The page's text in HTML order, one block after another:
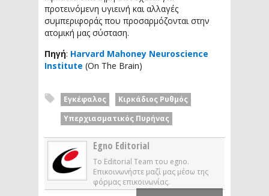
προτεινόμενη υγιεινή και αλλαγές
συμπεριφοράς που προσαρμόζονται στην
ατομική μας σύσταση.
Πηγή: Harvard Mahoney Neuroscience
Institute (On The Brain)
Εγκέφαλος
Κιρκάδιος Ρυθμός
Υπερχιασματικός Πυρήνας
Egno Editorial
Το Editorial Team του egno.
Επικοινωνήστε μαζί μας μέσω της
φόρμας επικοινωνίας.